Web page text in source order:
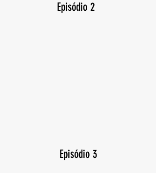
Episódio 2
Episódio 3